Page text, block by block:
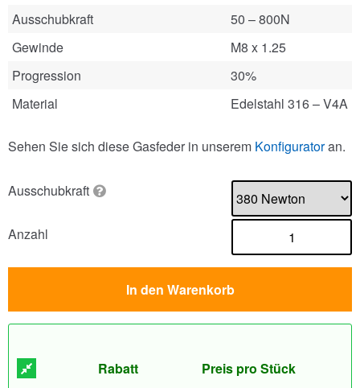
Ausschubkraft
50 – 800N
Gewinde
M8 x 1.25
Progression
30%
Material
Edelstahl 316 – V4A
Sehen Sie sich diese Gasfeder in unserem Konfiguratoran.
Ausschubkraft
Anzahl
In den Warenkorb
Rabatt Preis pro Stück